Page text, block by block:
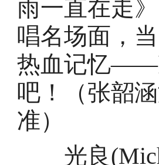
雨一直在走
唱名场面，
热血记忆——
吧！（张韶
准）
光良